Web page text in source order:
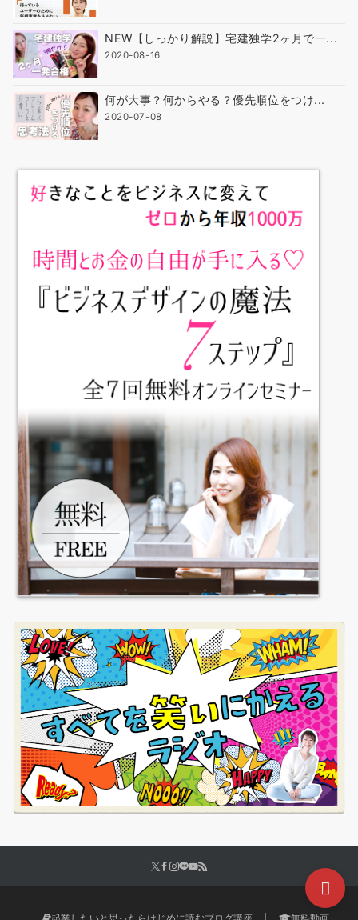
NEW【しっかり解説】宅建独学2ヶ月で一...
2020-08-16
何が大事？何からやる？優先順位をつけ...
2020-07-08